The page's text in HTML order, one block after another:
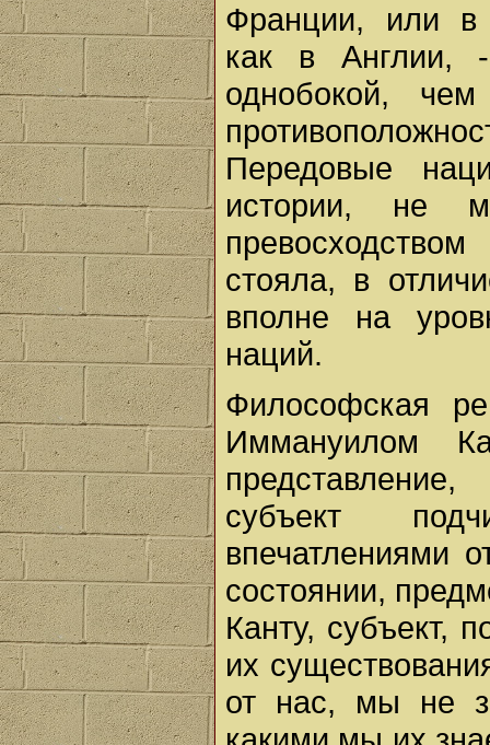
Франции, или в
как в Англии,
однобокой, чем
Передовые
истории, не
стояла, в
вполне на
наций.
Философская
Иммануилом
субъект
впечатлениями
состоянии,
Канту, субъект,
их
от нас, мы не